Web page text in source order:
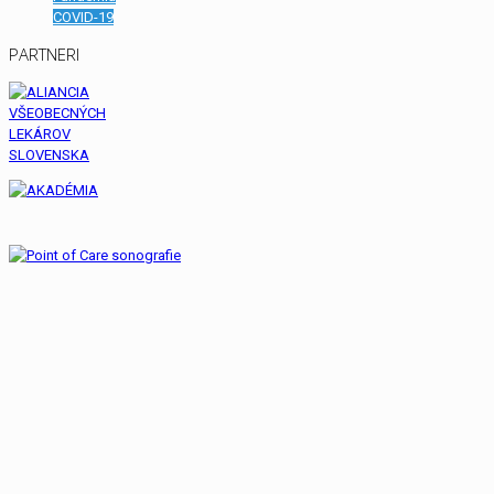
COVID-19
PARTNERI